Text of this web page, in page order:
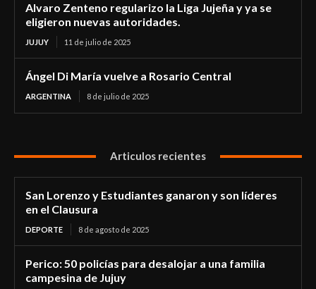
Alvaro Zenteno regularizo la Liga Jujeña y ya se
eligieron nuevas autoridades.
JUJUY 11 de julio de 2025
Ángel Di María vuelve a Rosario Central
ARGENTINA 8 de julio de 2025
Articulos recientes
San Lorenzo y Estudiantes ganaron y son líderes
en el Clausura
DEPORTE 8 de agosto de 2025
Perico: 50 policías para desalojar a una familia
campesina de Jujuy